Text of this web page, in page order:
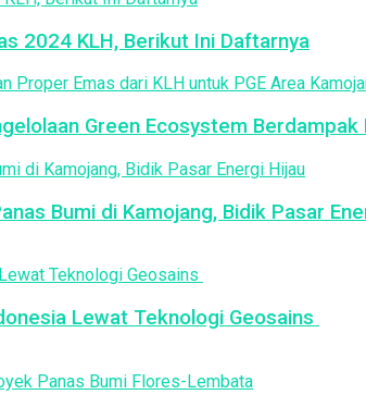
2024 KLH, Berikut Ini Daftarnya
Green Ecosystem
Bumi di Kamojang, Bidik Pasar
Lewat Teknologi Geosains